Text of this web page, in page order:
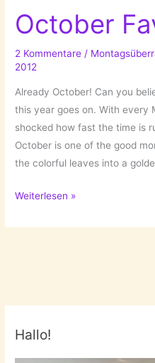
October
2 Kommentare /
2012
Already October! Can you
this year goes on. With every
shocked how fast the time is
October is one of the good
the colorful leaves into a
October
Weiterlesen »
Hallo!